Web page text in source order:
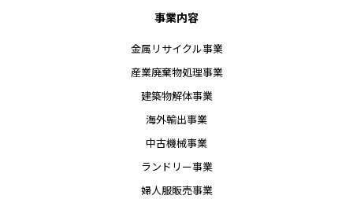
事業内容
金属リサイクル事業
産業廃棄物処理事業
建築物解体事業
海外輸出事業
中古機械事業
ランドリー事業
婦人服販売事業